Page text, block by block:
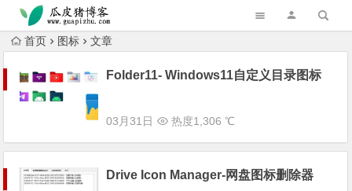
跳转到主内容
首页 图标 文章
Folder11- Windows11自定义目录图标
03月31日 热度1,306 ℃
Drive Icon Manager-网盘图标删除器